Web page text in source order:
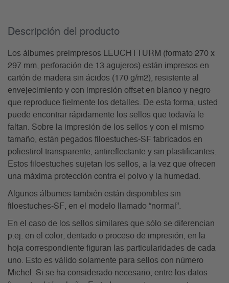
Descripción del producto
Los álbumes preimpresos LEUCHTTURM (formato 270 x
297 mm, perforación de 13 agujeros) están impresos en
cartón de madera sin ácidos (170 g/m2), resistente al
envejecimiento y con impresión offset en blanco y negro
que reproduce fielmente los detalles. De esta forma, usted
puede encontrar rápidamente los sellos que todavía le
faltan. Sobre la impresión de los sellos y con el mismo
tamaño, están pegados filoestuches-SF fabricados en
poliestirol transparente, antireflectante y sin plastificantes.
Estos filoestuches sujetan los sellos, a la vez que ofrecen
una máxima protección contra el polvo y la humedad.
Algunos álbumes también están disponibles sin
filoestuches-SF, en el modelo llamado “normal”.
En el caso de los sellos similares que sólo se diferencian
p.ej. en el color, dentado o proceso de impresión, en la
hoja correspondiente figuran las particularidades de cada
uno. Esto es válido solamente para sellos con número
Michel. Si se ha considerado necesario, entre los datos